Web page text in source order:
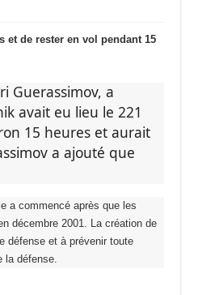
et de rester en vol pendant 15
Guerassimov, a
avait eu lieu le 221
15 heures et aurait
a ajouté que
a commencé après que les
décembre 2001. La création de
défense et à prévenir toute
défense.